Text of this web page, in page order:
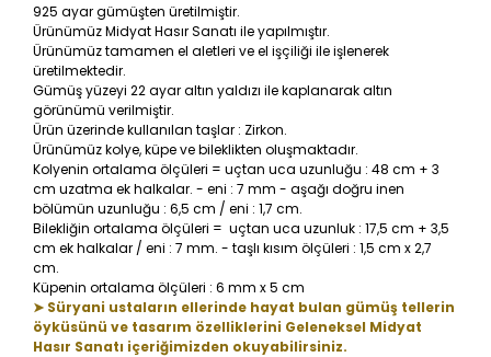
925 ayar gümüşten üretilmiştir.
Ürünümüz Midyat Hasır Sanatı ile yapılmıştır.
Ürünümüz tamamen el aletleri ve el işçiliği ile işlenerek
üretilmektedir.
Gümüş yüzeyi 22 ayar altın yaldızı ile kaplanarak altın
görünümü verilmiştir.
Ürün üzerinde kullanılan taşlar : Zirkon.
Ürünümüz kolye, küpe ve bileklikten oluşmaktadır.
Kolyenin ortalama ölçüleri = uçtan uca uzunluğu : 48 cm + 3
cm uzatma ek halkalar. - eni : 7 mm - aşağı doğru inen
bölümün uzunluğu : 6,5 cm / eni : 1,7 cm.
Bilekliğin ortalama ölçüleri = uçtan uca uzunluk : 17,5 cm + 3,5
cm ek halkalar / eni : 7 mm. - taşlı kısım ölçüleri : 1,5 cm x 2,7
cm.
Küpenin ortalama ölçüleri : 6 mm x 5 cm
➤ Süryani ustaların ellerinde hayat bulan gümüş tellerin
öyküsünü ve tasarım özelliklerini Geleneksel Midyat
Hasır Sanatı içeriğimizden okuyabilirsiniz.